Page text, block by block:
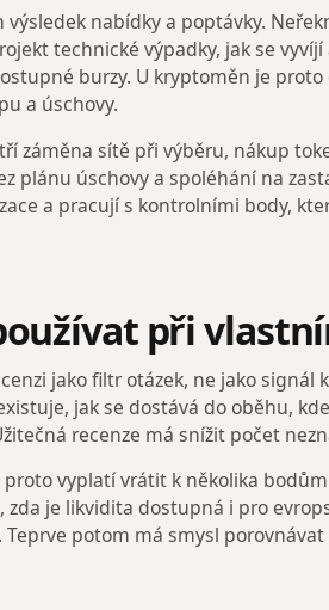
výsledek nabídky a poptávky.
technické výpadky, jak se
burzy. U kryptoměn je
a úschovy.
záměna sítě při výběru, nákup
plánu úschovy a spoléhání na
a pracují s kontrolními body,
při
jako filtr otázek, ne jako signál
jak se dostává do oběhu,
recenze má snížit počet
vyplatí vrátit k několika
je likvidita dostupná i pro
Teprve potom má smysl